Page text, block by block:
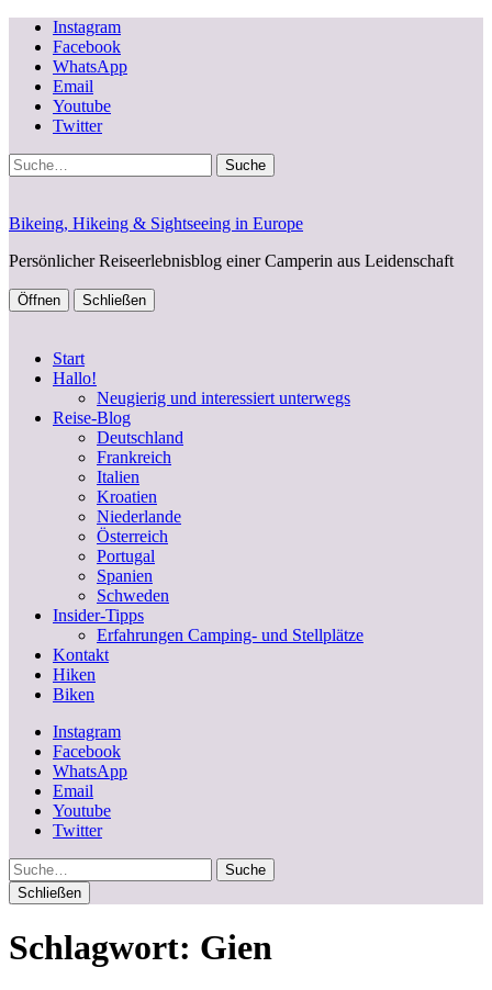
Instagram
Facebook
WhatsApp
Email
Youtube
Twitter
Suche
Bikeing, Hikeing & Sightseeing in Europe
Persönlicher Reiseerlebnisblog einer Camperin aus Leidenschaft
Öffnen Schließen
Start
Hallo!
Neugierig und interessiert unterwegs
Reise-Blog
Deutschland
Frankreich
Italien
Kroatien
Niederlande
Österreich
Portugal
Spanien
Schweden
Insider-Tipps
Erfahrungen Camping- und Stellplätze
Kontakt
Hiken
Biken
Instagram
Facebook
WhatsApp
Email
Youtube
Twitter
Suche
Schließen
Schlagwort: Gien